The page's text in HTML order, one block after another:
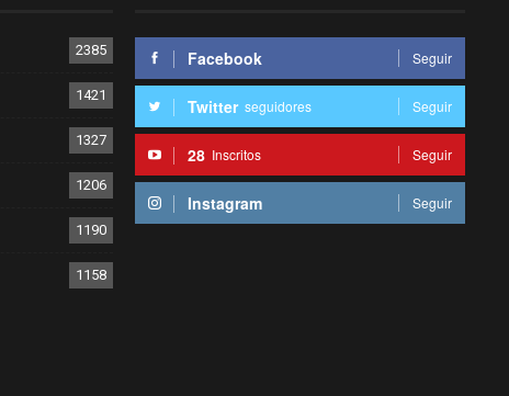
2385
1421
1327
1206
1190
1158
Facebook Seguir
Twitter seguidores Seguir
28 Inscritos Seguir
Instagram Seguir